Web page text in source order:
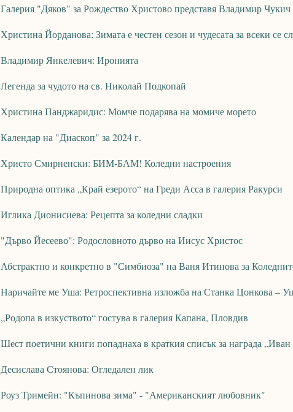
Галерия "Дяков" за Рождество Христово представя Владимир Чукич
Христина Йорданова: Зимата е честен сезон и чудесата за всеки се
Владимир Янкелевич: Иронията
Легенда за чудото на св. Николай Подкопай
Христина Панджаридис: Момче подарява на момиче морето
Календар на "Диаскоп" за 2024 г.
Христо Смирненски: БИМ-БАМ! Коледни настроения
Природна оптика „Край езерото“ на Греди Асса в галерия Ракурси
Иглика Дионисиева: Рецепта за коледни сладки
"Дърво Йесеево": Родословното дърво на Иисус Христос
Абстрактно и конкретно в "Симбиоза" на Ваня Итинова за
Наричайте ме Уша: Ретроспективна изложба на Станка Цонкова –
„Родопа в изкуството“ гостува в галерия Капана, Пловдив
Шест поетични книги попаднаха в краткия списък за награда
Десислава Стоянова: Огледален лик
Роуз Тримейн: "Къпинова зима" - "Американският любовник"